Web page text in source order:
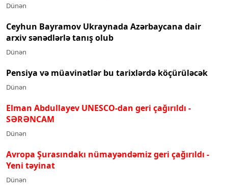
Dünən
Ceyhun Bayramov Ukraynada Azərbaycana dair
arxiv sənədlərlə tanış olub
Dünən
Pensiya və müavinətlər bu tarixlərdə köçürüləcək
Dünən
Elman Abdullayev UNESCO-dan geri çağırıldı -
SƏRƏNCAM
Dünən
Avropa Şurasındakı nümayəndəmiz geri çağırıldı -
Yeni təyinat
Dünən